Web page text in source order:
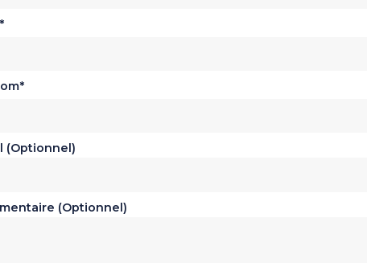
(Optionnel)
(Optionnel)